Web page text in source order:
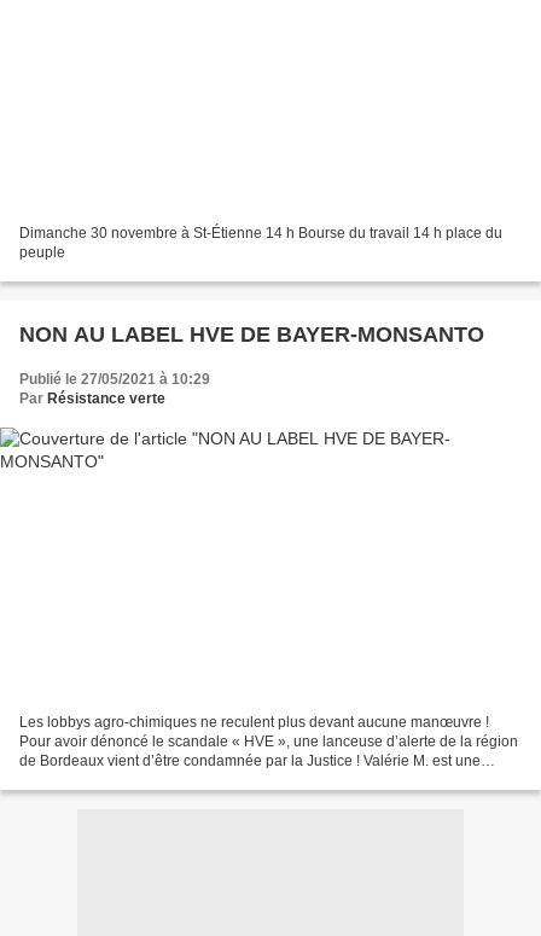
Dimanche 30 novembre à St-Étienne 14 h Bourse du travail 14 h place du
peuple
NON AU LABEL HVE DE BAYER-MONSANTO
Publié le 27/05/2021 à 10:29
Par Résistance verte
Les lobbys agro-chimiques ne reculent plus devant aucune manœuvre !
Pour avoir dénoncé le scandale « HVE », une lanceuse d’alerte de la région
de Bordeaux vient d’être condamnée par la Justice ! Valérie M. est une